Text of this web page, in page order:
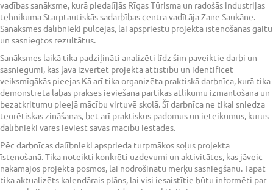
vadības sanāksme, kurā piedalījās Rīgas Tūrisma un radošās industrijas
tehnikuma Starptautiskās sadarbības centra vadītāja Zane Saukāne.
Sanāksmes dalībnieki pulcējās, lai apspriestu projekta īstenošanas gaitu
un sasniegtos rezultātus.
Sanāksmes laikā tika padziļināti analizēti līdz šim paveiktie darbi un
sasniegumi, kas ļāva izvērtēt projekta attīstību un identificēt
veiksmīgākās pieejas Kā arī tika organizēta praktiskā darbnīca, kurā tika
demonstrēta labās prakses ieviešana pārtikas atlikumu izmantošanā un
bezatkritumu pieejā mācību virtuvē skolā. Šī darbnīca ne tikai sniedza
teorētiskas zināšanas, bet arī praktiskus padomus un ieteikumus, kurus
dalībnieki varēs ieviest savās mācību iestādēs.
Pēc darbnīcas dalībnieki apsprieda turpmākos soļus projekta
īstenošanā. Tika noteikti konkrēti uzdevumi un aktivitātes, kas jāveic
nākamajos projekta posmos, lai nodrošinātu mērķu sasniegšanu. Tāpat
tika aktualizēts kalendārais plāns, lai visi iesaistītie būtu informēti par